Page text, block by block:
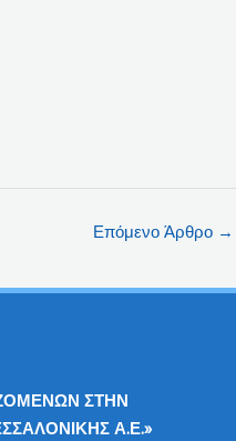
Επόμενο Άρθρο →
ΣΤΗΝ
Α.Ε.»